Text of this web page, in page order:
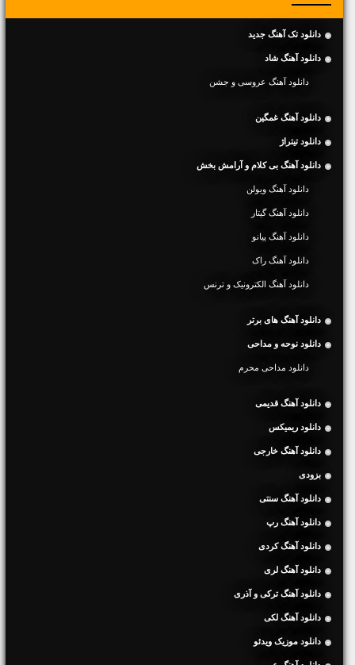
دانلود تک آهنگ جدید
دانلود آهنگ شاد
دانلود آهنگ عروسی و جشن
دانلود آهنگ غمگین
دانلود تیتراژ
دانلود آهنگ بی کلام و آرامش بخش
دانلود آهنگ ویولن
دانلود آهنگ گیتار
دانلود آهنگ پیانو
دانلود آهنگ راک
دانلود آهنگ الکترونیک و ترنس
دانلود آهنگ های برتر
دانلود نوحه و مداحی
دانلود مداحی محرم
دانلود آهنگ قدیمی
دانلود ریمیکس
دانلود آهنگ خارجی
بزودی
دانلود آهنگ سنتی
دانلود آهنگ رپ
دانلود آهنگ کردی
دانلود آهنگ لری
دانلود آهنگ ترکی و آذری
دانلود آهنگ لکی
دانلود موزیک ویدئو